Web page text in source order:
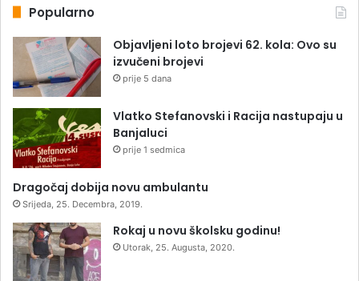
Popularno
Objavljeni loto brojevi 62. kola: Ovo su
izvučeni brojevi
prije 5 dana
Vlatko Stefanovski i Racija nastupaju u
Banjaluci
prije 1 sedmica
Dragočaj dobija novu ambulantu
Srijeda, 25. Decembra, 2019.
Rokaj u novu školsku godinu!
Utorak, 25. Augusta, 2020.